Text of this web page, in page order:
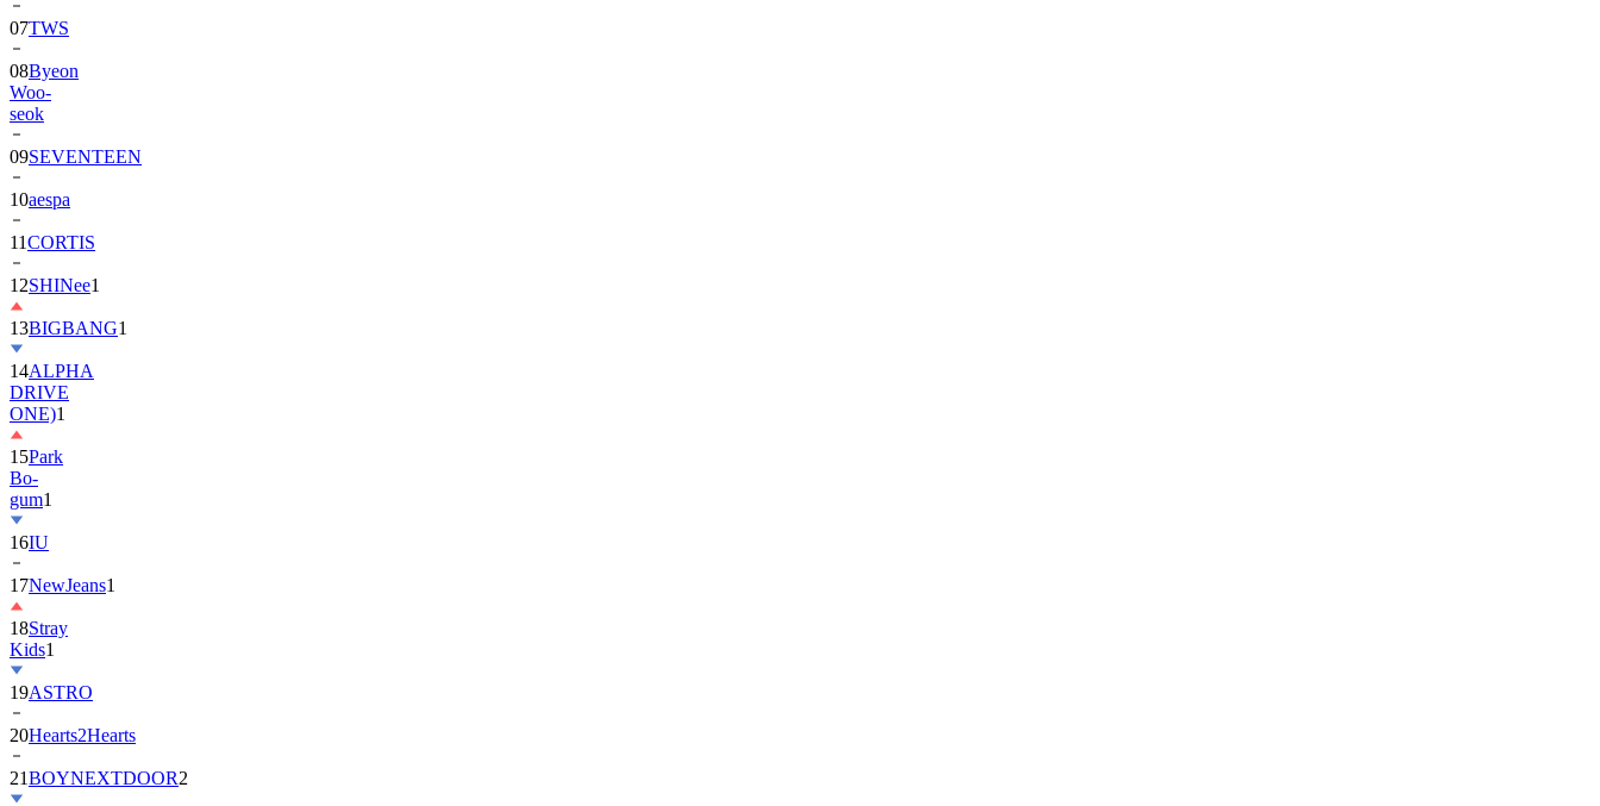
07TWS
08Byeon
Woo-
seok
09SEVENTEEN
10aespa
11CORTIS
12SHINee1
13BIGBANG1
14ALPHA
DRIVE
ONE)1
15Park
Bo-
gum1
16IU
17NewJeans1
18Stray
Kids1
19ASTRO
20Hearts2Hearts
21BOYNEXTDOOR2